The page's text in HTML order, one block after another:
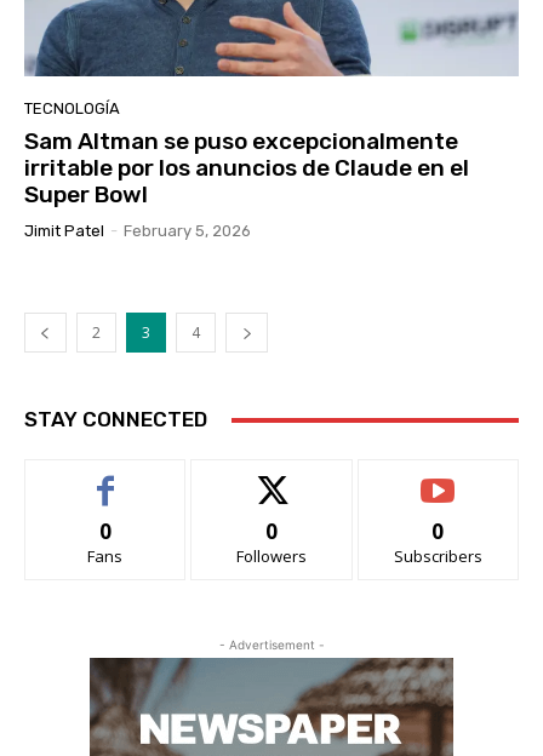
TECNOLOGÍA
Sam Altman se puso excepcionalmente
irritable por los anuncios de Claude en el
Super Bowl
Jimit Patel - February 5, 2026
2 3 4
STAY CONNECTED
0
Fans
0
Followers
0
Subscribers
- Advertisement -